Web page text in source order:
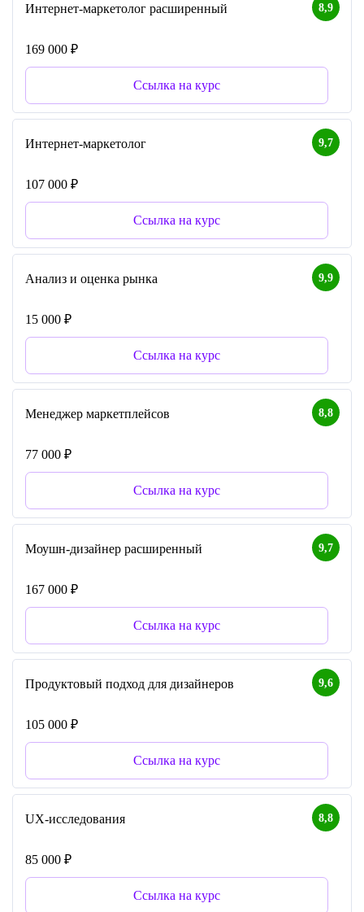
8,9
Интернет-маркетолог расширенный
169 000 ₽
Ссылка на курс
9,7
Интернет-маркетолог
107 000 ₽
Ссылка на курс
9,9
Анализ и оценка рынка
15 000 ₽
Ссылка на курс
8,8
Менеджер маркетплейсов
77 000 ₽
Ссылка на курс
9,7
Моушн-дизайнер расширенный
167 000 ₽
Ссылка на курс
9,6
Продуктовый подход для дизайнеров
105 000 ₽
Ссылка на курс
8,8
UX-исследования
85 000 ₽
Ссылка на курс